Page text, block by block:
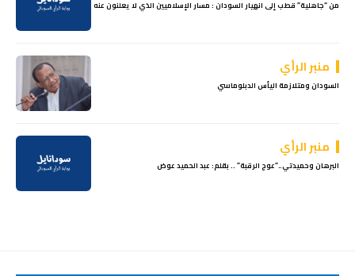
من “جاهلية” قطب إلى انهيار السودان : مسار الإسلاميين الذي لا يعلنون عنه
منبر الرأي
السودان ومتلازمة اليأس الدبلوماسي
منبر الرأي
البرهان وحميدتي..”عوج الرقبة” .. بقلم: عبد الحميد عوض